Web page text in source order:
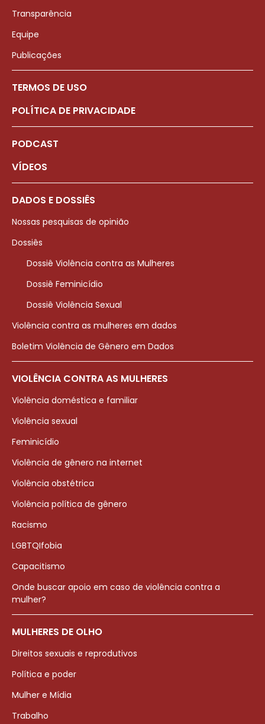
Transparência
Equipe
Publicações
TERMOS DE USO
POLÍTICA DE PRIVACIDADE
PODCAST
VÍDEOS
DADOS E DOSSIÊS
Nossas pesquisas de opinião
Dossiês
Dossiê Violência contra as Mulheres
Dossiê Feminicídio
Dossiê Violência Sexual
Violência contra as mulheres em dados
Boletim Violência de Gênero em Dados
VIOLÊNCIA CONTRA AS MULHERES
Violência doméstica e familiar
Violência sexual
Feminicídio
Violência de gênero na internet
Violência obstétrica
Violência política de gênero
Racismo
LGBTQIfobia
Capacitismo
Onde buscar apoio em caso de violência contra a
mulher?
MULHERES DE OLHO
Direitos sexuais e reprodutivos
Política e poder
Mulher e Mídia
Trabalho